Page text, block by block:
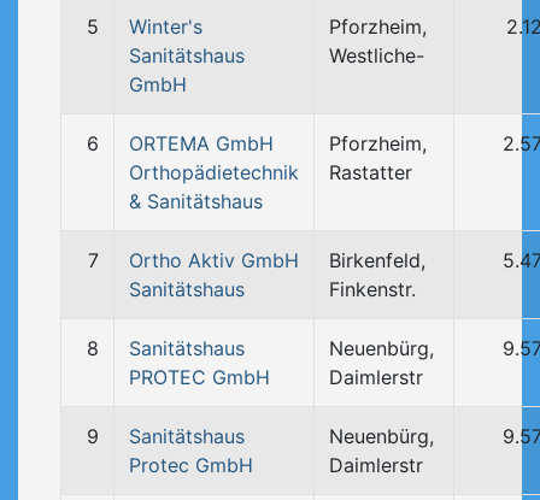
5
Winter's
Sanitätshaus
GmbH
Pforzheim,
Westliche-
6
ORTEMA GmbH
Orthopädietechnik
& Sanitätshaus
Pforzheim,
Rastatter
7
Ortho Aktiv GmbH
Sanitätshaus
Birkenfeld,
Finkenstr.
8
Sanitätshaus
PROTEC GmbH
Neuenbürg,
Daimlerstr
9
Sanitätshaus
Protec GmbH
Neuenbürg,
Daimlerstr